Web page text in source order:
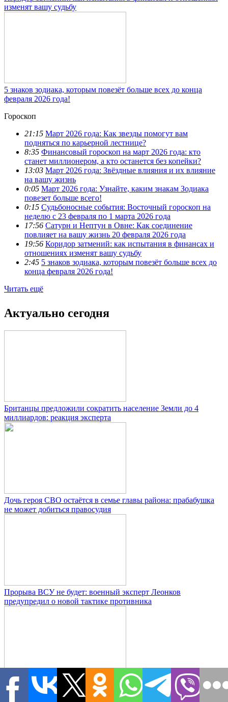
изменят вашу судьбу
5 знаков зодиака, которым повезёт больше всех до конца
февраля 2026 года!
Гороскоп
21:15 Март 2026 года: Как звезды помогут вам
подняться по карьерной лестнице?
8:35 Финансовый гороскоп на март 2026 года: кто
станет миллионером, а кто останется без копейки?
13:03 Март 2026 года: Звёздные влияния и их влияние
на вашу жизнь
0:05 Март 2026 года: Узнайте, каким знакам Зодиака
повезет больше всего!
0:15 Судьбоносные события: Восточный гороскоп на
неделю с 23 февраля по 1 марта 2026 года
17:56 Сатурн и Нептун в Овне: Как соединение
повлияет на вашу жизнь 20 февраля 2026 года
19:56 Коридор затмений: как испытания в финансах и
отношениях изменят вашу судьбу
2:45 5 знаков зодиака, которым повезёт больше всех до
конца февраля 2026 года!
Читать ещё
Актуально сегодня
Британцы предложили сократить население Земли до 4
миллиардов: реакция эксперта
Дочь героя СВО остаётся в семье главы района: прабабушка
не может добиться правосудия
Прорыва ВСУ не будет: военный эксперт Леонков
предупредил о новой тактике противника
До 15 августа Сеута может принять новую волну мигрантов
из Марокко